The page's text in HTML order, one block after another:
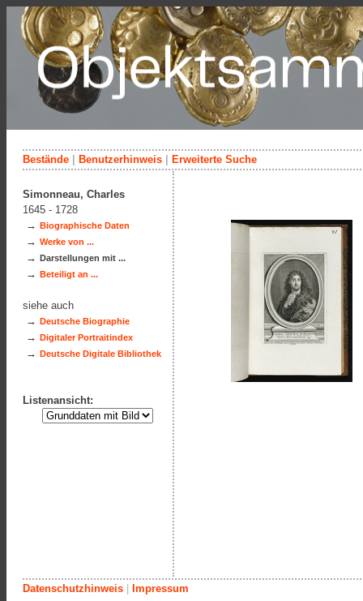
Bestände Benutzerhinweis Erweiterte Suche
Simonneau, Charles
1645 - 1728
→ Biographische Daten
→ Werke von ...
→ Darstellungen mit ...
→ Beteiligt an ...
siehe auch
→ Deutsche Biographie
→ Digitaler Portraitindex
→ Deutsche Digitale Bibliothek
Listenansicht:
Datenschutzhinweis Impressum